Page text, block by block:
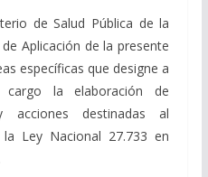
de Salud Pública de la
Aplicación de la presente
específicas que designe a
la elaboración de
acciones destinadas al
Ley Nacional 27.733 en